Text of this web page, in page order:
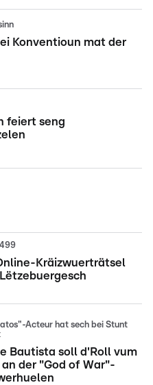
Konventioun mat der
feiert seng
Kräizwuerträtsel
Acteur hat sech bei Stunt
Bautista soll d'Roll vum
der "God of War"-